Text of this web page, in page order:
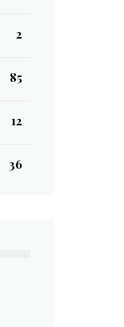
2
85
12
36